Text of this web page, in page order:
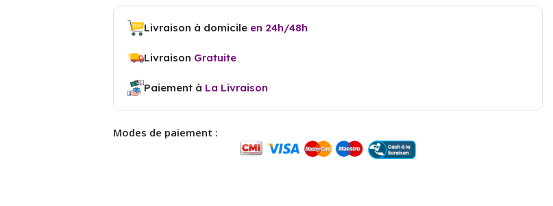
Livraison à domicile en 24h/48h
Livraison Gratuite
Paiement à La Livraison
Modes de paiement :